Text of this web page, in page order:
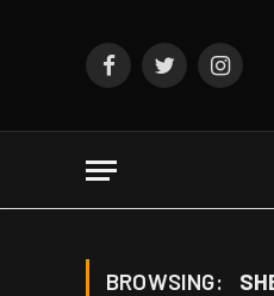
FacebookTwitter
BROWSING: